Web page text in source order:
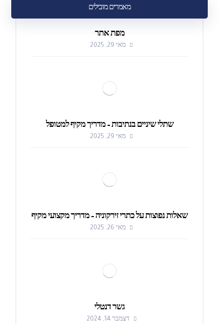
מאמרים מובילים
מפת אתר
מאי 29, 2025
שתלי שיניים בנתיבות – מדריך מקיף למטופל
מאי 29, 2025
שאלות נפוצות על כתרי זירקוניה – מדריך מקצועי מקיף
מאי 26, 2025
גשר דנטלי
דצמבר 14, 2024